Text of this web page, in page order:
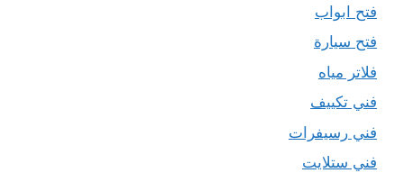
فتح ابواب
فتح سيارة
فلاتر مياه
فني تكييف
فني رسيفرات
فني ستلايت